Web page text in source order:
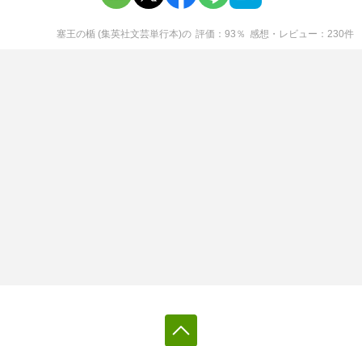
塞王の楯 (集英社文芸単行本)の 評価 93 ％ 感想・レビュー 230件